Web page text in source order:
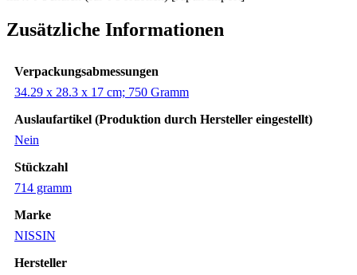
Zusätzliche Informationen
Verpackungsabmessungen
‎34.29 x 28.3 x 17 cm; 750 Gramm
Auslaufartikel (Produktion durch Hersteller eingestellt)
‎Nein
Stückzahl
‎714 gramm
Marke
‎NISSIN
Hersteller